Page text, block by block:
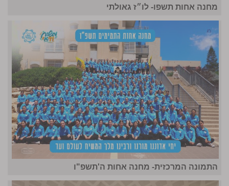
מחנה אחות תשפו- לו״ז גאולתי
התמונה המרכזית- מחנה אחות ה'תשפ"ו